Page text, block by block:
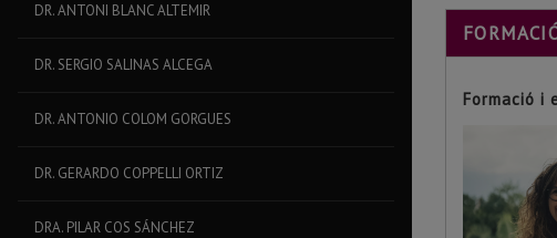
DR. ANTONI BLANC ALTEMIR
DR. SERGIO SALINAS ALCEGA
DR. ANTONIO COLOM GORGUES
DR. GERARDO COPPELLI ORTIZ
DRA. PILAR COS SÁNCHEZ
Formació i